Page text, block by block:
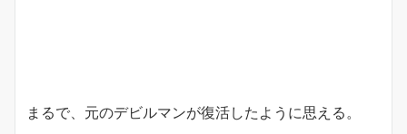
まるで、元のデビルマンが復活したように思える。